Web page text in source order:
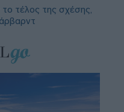
τέλος της σχέσης,